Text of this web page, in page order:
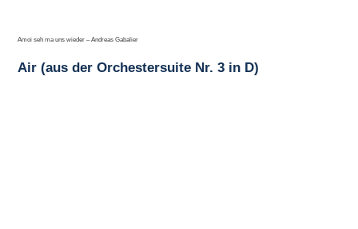
Amoi seh ma uns wieder – Andreas Gabalier
Air (aus der Orchestersuite Nr. 3 in D)